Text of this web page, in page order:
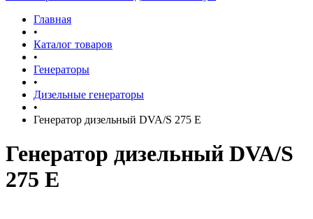
Главная
•
Каталог товаров
•
Генераторы
•
Дизельные генераторы
•
Генератор дизельный DVA/S 275 E
Генератор дизельный DVA/S
275 E